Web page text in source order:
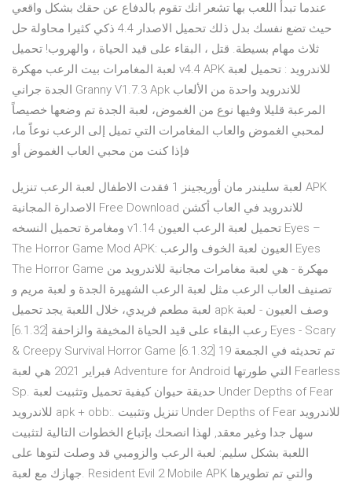
عندما تبدأ اللعب بها تشعر انك تقوم بالدفاع عن حقك بشكل واقعي
حيث تضع نفسك بدل ذلك تحميل الاصدار 4.4 ذكي كثيرا محاولة حل
ثلاث مهام بسيطة. قتل ، البقاء على قيد الحياة ، والهروب! تحميل
لعبة المغامرات بيت الرعب مهكرة v4.4 APK للاندرويد : تحميل لعبة
الجدة جراني Granny V1.7.3 Apk للاندرويد واحدة من الألعاب
المرعبة قليلا وفيها نوع من الغموض، لعبة الجدة تم وضعها خصيصاً
لمحبي الغموض والعاب المغامرات التي تميل إلى الرعب نوعاً ما،
فإذا كنت من محبي العاب الغموض أو
لعبة سليندر مان أوريجينز 1 فقدت الاطفال لعبة الرعب تنزيل APK
الاصدارة المجانية Free Download للاندرويد في العاب أكشن
ومغامرة تحميل النسخه v1.14 تحميل لعبة الرعب العيون Eyes –
The Horror Game Mod APK: العيون لعبة الخوف والرعب Eyes
The Horror Game مهكرة - هي لعبة مغامرات مجانية للاندرويد من
تصنيف العاب الرعب مثل لعبة الرعب الشهيرة الجدة و لعبة مريم و
لعبة مطعم فريدي، خلال اللعبة يجد تحميل apk وصف العيون - لعبة
& Creepy Survival Horror Game [6.1.32] تم تحديثه في الجمعة 19
فبراير 2021 هي لعبة Adventure for Android التي طورتها Fearless
Sp. حديقة حيوان كيفية تحميل وتثبيت لعبة Under Depths of Fear
للاندرويد apk + obb:. تنزيل وتثبيت Under Depths of Fear للاندرويد
سهل جدا وغير معقد, لهذا انصحك بإتباع الخطوات التالية لتثبيت
اللعبة بشكل سليم: لعبة الرعب والزومبي قد وصلت لتوها على
جهازك مع لعبة. Resident Evil 2 Mobile APK والتي تم تطويرها